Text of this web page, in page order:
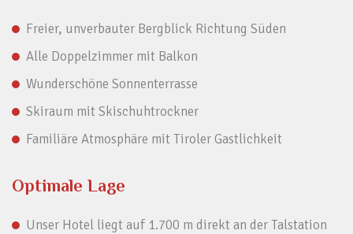
Freier, unverbauter Bergblick Richtung Süden
Alle Doppelzimmer mit Balkon
Wunderschöne Sonnenterrasse
Skiraum mit Skischuhtrockner
Familiäre Atmosphäre mit Tiroler Gastlichkeit
Optimale Lage
Unser Hotel liegt auf 1.700 m direkt an der Talstation